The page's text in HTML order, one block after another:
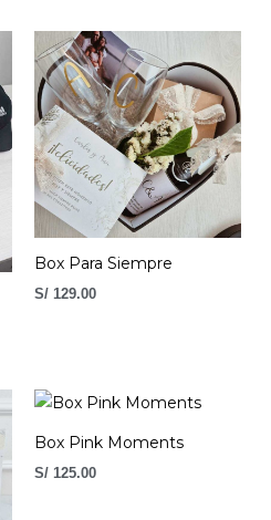
Box Para Siempre
S/ 129.00
Box Pink Moments
S/ 125.00